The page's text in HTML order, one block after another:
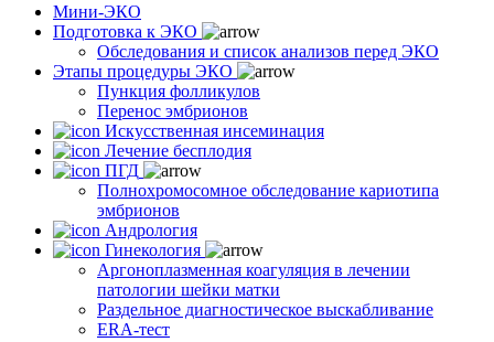
Мини-ЭКО
Подготовка к ЭКО
Обследования и список анализов перед ЭКО
Этапы процедуры ЭКО
Пункция фолликулов
Перенос эмбрионов
Искусственная инсеминация
Лечение бесплодия
ПГД
Полнохромосомное обследование кариотипа
эмбрионов
Андрология
Гинекология
Аргоноплазменная коагуляция в лечении
патологии шейки матки
Раздельное диагностическое выскабливание
ERA-тест